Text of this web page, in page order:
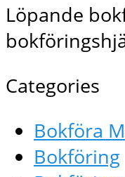
Löpande
Categories
Bokföra
Bokföring